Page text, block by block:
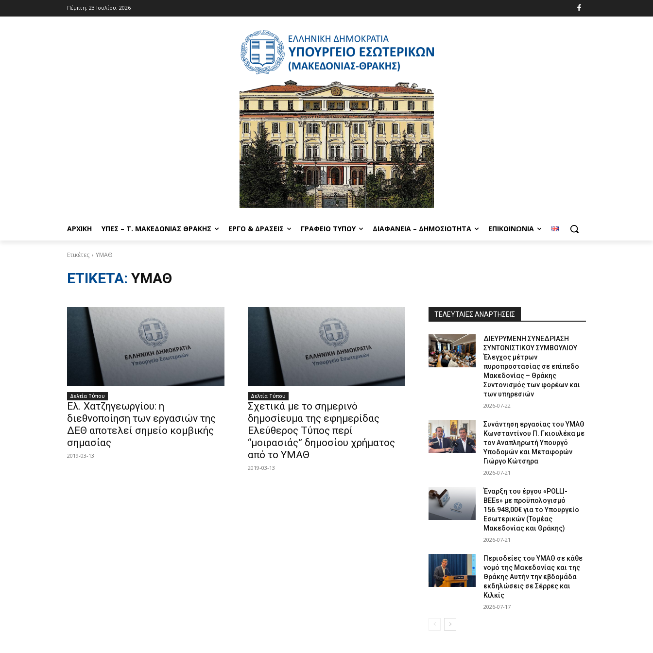
Πέμπτη, 23 Ιουλίου, 2026
ΑΡΧΙΚΉ ΥΠΕΣ – Τ. ΜΑΚΕΔΟΝΊΑΣ ΘΡΆΚΗΣ ΈΡΓΟ & ΔΡΆΣΕΙΣ ΓΡΑΦΕΊΟ ΤΎΠΟΥ ΔΙΑΦΆΝΕΙΑ – ΔΗΜΟΣΙΌΤΗΤΑ ΕΠΙΚΟΙΝΩΝΊΑ
Ετικέτες ΥΜΑΘ
ΕΤΙΚΕΤΑ: ΥΜΑΘ
Δελτία Τύπου
Ελ. Χατζηγεωργίου: η
διεθνοποίηση των εργασιών της
ΔΕΘ αποτελεί σημείο κομβικής
σημασίας
2019-03-13
Δελτία Τύπου
Σχετικά με το σημερινό
δημοσίευμα της εφημερίδας
Ελεύθερος Τύπος περί
“μοιρασιάς” δημοσίου χρήματος
από το ΥΜΑΘ
2019-03-13
ΤΕΛΕΥΤΑΙΕΣ ΑΝΑΡΤΗΣΕΙΣ
ΔΙΕΥΡΥΜΕΝΗ ΣΥΝΕΔΡΙΑΣΗ
ΣΥΝΤΟΝΙΣΤΙΚΟΥ ΣΥΜΒΟΥΛΙΟΥ
Έλεγχος μέτρων
πυροπροστασίας σε επίπεδο
Μακεδονίας – Θράκης
Συντονισμός των φορέων και
των υπηρεσιών
2026-07-22
Συνάντηση εργασίας του ΥΜΑΘ
Κωνσταντίνου Π. Γκιουλέκα με
τον Αναπληρωτή Υπουργό
Υποδομών και Μεταφορών
Γιώργο Κώτσηρα
2026-07-21
Έναρξη του έργου «POLLI-
BEEs» με προϋπολογισμό
156.948,00€ για το Υπουργείο
Εσωτερικών (Τομέας
Μακεδονίας και Θράκης)
2026-07-21
Περιοδείες του ΥΜΑΘ σε κάθε
νομό της Μακεδονίας και της
Θράκης Αυτήν την εβδομάδα
εκδηλώσεις σε Σέρρες και
Κιλκίς
2026-07-17